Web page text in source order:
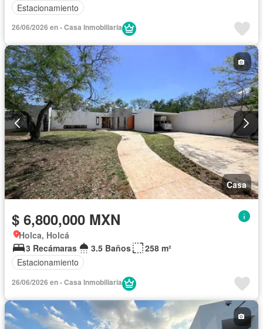
Estacionamiento
26/06/2026 en - Casa Inmobiliaria
Casa
$ 6,800,000 MXN
Holca, Holcá
3 Recámaras
3.5 Baños
258 m²
Estacionamiento
26/06/2026 en - Casa Inmobiliaria